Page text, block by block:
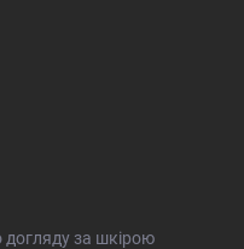
догляду за шкірою